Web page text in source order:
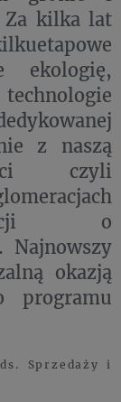
Za kilka lat
ekologię,
z naszą
czyli
o
Najnowszy
okazją
programu
Sprzedaży i